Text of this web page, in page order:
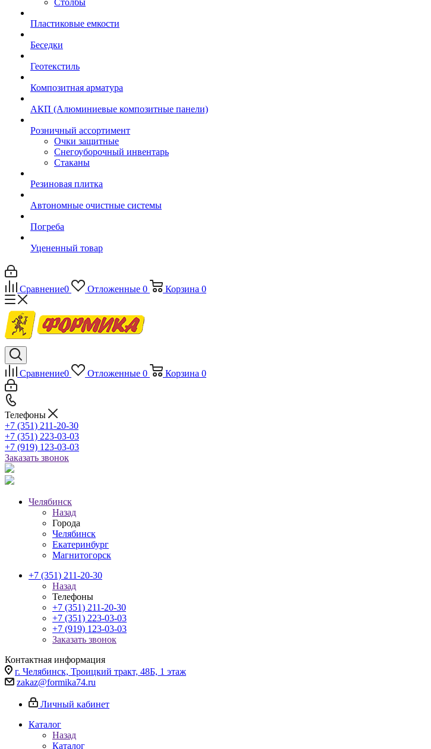
Столбы
Пластиковые емкости
Беседки
Геотекстиль
Композитная арматура
АКП (Алюминиевые композитные панели)
Розничный ассортимент
Очки защитные
Снегоуборочный инвентарь
Стаканы
Резиновая плитка
Автономные очистные системы
Погреба
Уцененный товар
Сравнение0 Отложенные 0 Корзина 0
Сравнение0 Отложенные 0 Корзина 0
Телефоны
+7 (351) 211-20-30
+7 (351) 223-03-03
+7 (919) 123-03-03
Заказать звонок
Челябинск
Назад
Города
Челябинск
Екатеринбург
Магнитогорск
+7 (351) 211-20-30
Назад
Телефоны
+7 (351) 211-20-30
+7 (351) 223-03-03
+7 (919) 123-03-03
Заказать звонок
Контактная информация
г. Челябинск, Троицкий тракт, 48Б, 1 этаж
zakaz@formika74.ru
Личный кабинет
Каталог
Назад
Каталог